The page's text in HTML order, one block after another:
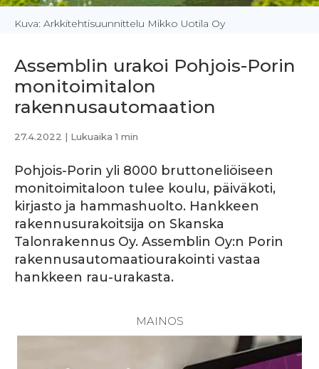
Kuva: Arkkitehtisuunnittelu Mikko Uotila Oy
Assemblin urakoi Pohjois-Porin
monitoimitalon
rakennusautomaation
27.4.2022 | Lukuaika 1 min
Pohjois-Porin yli 8000 bruttoneliöiseen
monitoimitaloon tulee koulu, päiväkoti,
kirjasto ja hammashuolto. Hankkeen
rakennusurakoitsija on Skanska
Talonrakennus Oy. Assemblin Oy:n Porin
rakennusautomaatiourakointi vastaa
hankkeen rau-urakasta.